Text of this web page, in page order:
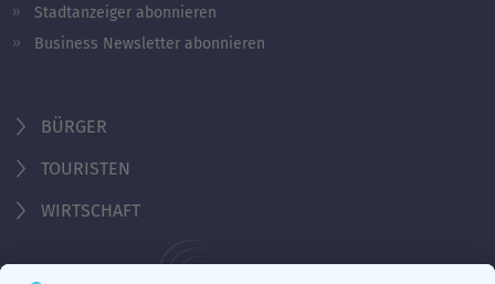
Stadtanzeiger abonnieren
Business Newsletter abonnieren
BÜRGER
TOURISTEN
WIRTSCHAFT
Behördennummer 115